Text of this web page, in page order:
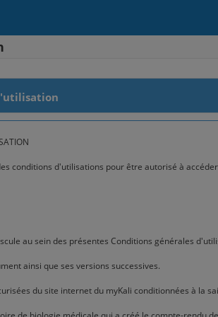
conditions d'utilisations pour être autorisé à
au sein des présentes Conditions générales
ainsi que ses versions successives.
du site internet du myKali conditionnées à la